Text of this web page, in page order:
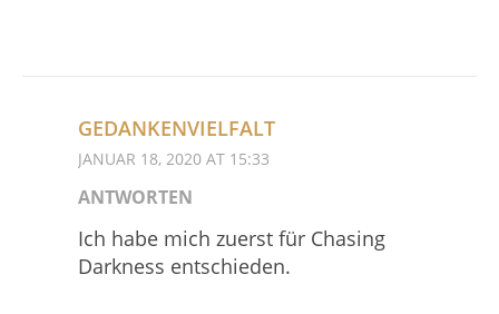
GEDANKENVIELFALT
JANUAR 18, 2020 AT 15:33
ANTWORTEN
Ich habe mich zuerst für Chasing
Darkness entschieden.